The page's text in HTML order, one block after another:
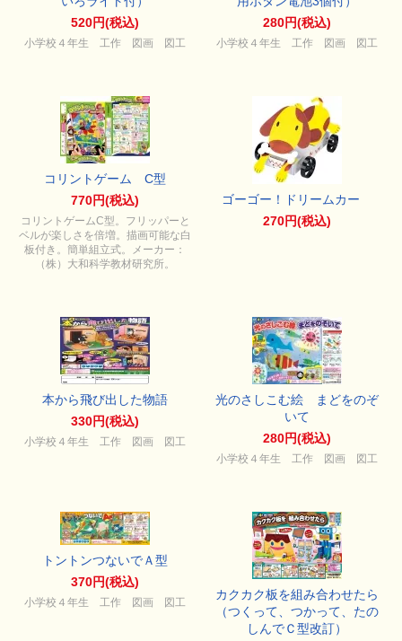
520円(税込)
小学校４年生 工作 図画 図工
280円(税込)
小学校４年生 工作 図画 図工
コリントゲーム C型
770円(税込)
コリントゲームC型。フリッパーと
ベルが楽しさを倍増。描画可能な白
板付き。簡単組立式。メーカー：
（株）大和科学教材研究所。
ゴーゴー！ドリームカー
270円(税込)
本から飛び出した物語
330円(税込)
小学校４年生 工作 図画 図工
光のさしこむ絵 まどをのぞ
いて
280円(税込)
小学校４年生 工作 図画 図工
トントンつないでＡ型
370円(税込)
小学校４年生 工作 図画 図工
カクカク板を組み合わせたら
（つくって、つかって、たの
しんでＣ型改訂）